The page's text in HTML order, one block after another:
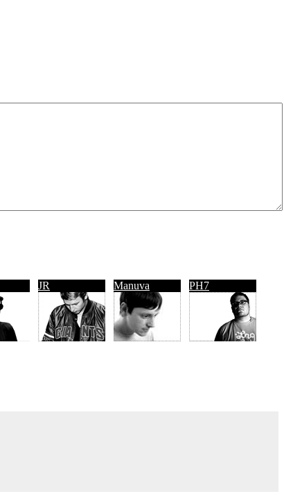
JR Manuva PH7